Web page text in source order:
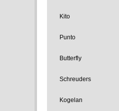
Kito
Punto
Butterfly
Schreuders
Kogelan